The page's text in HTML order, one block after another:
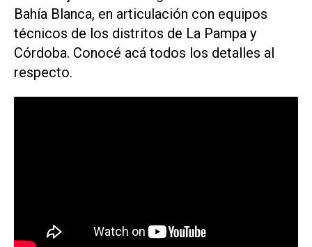
Bahía Blanca, en articulación con equipos
técnicos de los distritos de La Pampa y
Córdoba. Conocé acá todos los detalles al
respecto.